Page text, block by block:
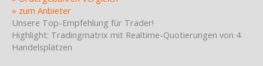
» zum Anbieter
Unsere Top-Empfehlung für Trader!
Highlight: Tradingmatrix mit Realtime-Quotierungen von 4
Handelsplätzen